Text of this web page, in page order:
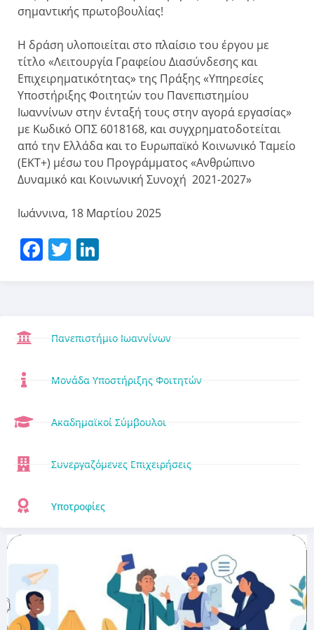
σημαντικής πρωτοβουλίας!
Η δράση υλοποιείται στο πλαίσιο του έργου με
τίτλο «Λειτουργία Γραφείου Διασύνδεσης και
Επιχειρηματικότητας» της Πράξης «Υπηρεσίες
Υποστήριξης Φοιτητών του Πανεπιστημίου
Ιωαννίνων στην ένταξή τους στην αγορά εργασίας»
με Κωδικό ΟΠΣ 6018168, και συγχρηματοδοτείται
από την Ελλάδα και το Ευρωπαϊκό Κοινωνικό Ταμείο
(ΕΚΤ+) μέσω του Προγράμματος «Ανθρώπινο
Δυναμικό και Κοινωνική Συνοχή 2021-2027»
Ιωάννινα, 18 Μαρτίου 2025
Facebook
Twitter
Πανεπιστήμιο Ιωαννίνων
Μονάδα Υποστήριξης Φοιτητών
Ακαδημαϊκοί Σύμβουλοι
Συνεργαζόμενες Επιχειρήσεις
Υποτροφίες